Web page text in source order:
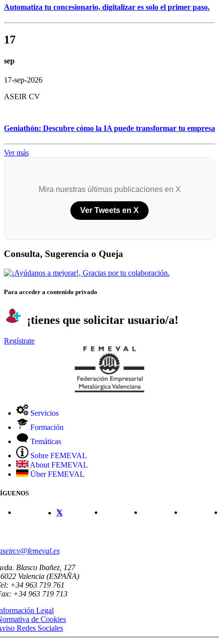
Automatiza tu concesionario, digitalizar es solo el primer paso.
17
sep
17-sep-2026
ASEIR CV
Geniathón: Descubre cómo la IA puede transformar tu empresa
Ver más
Mira nuestras últimas publicaciones en X
Ver Tweets en X
Consulta, Sugerencia o Queja
Para acceder a contenido privado
¡tienes que solicitar usuario/a!
Regístrate
Servicios
Formación
Temáticas
Sobre FEMEVAL
About FEMEVAL
Über FEMEVAL
Blasco Ibañez, 127
Valencia (ESPAÑA)
+34 963 719 761
+34 963 719 713
Legal
de Cookies
Redes Sociales